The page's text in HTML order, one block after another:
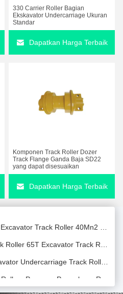
330 Carrier Roller Bagian
Ekskavator Undercarriage Ukuran
Standar
Dapatkan Harga Terbaik
Komponen Track Roller Dozer
Track Flange Ganda Baja SD22
yang dapat disesuaikan
Dapatkan Harga Terbaik
50Mn Shaft PC130 Excavator Roller Track Pembawa Roller Atas
PC360 Track Roller Excavator Bagian Undercarriage 65T XCMG Garansi 1 Tahun
ukuran disesuaikan PC650 Excavator Track Roller Dengan Perawatan Permukaan